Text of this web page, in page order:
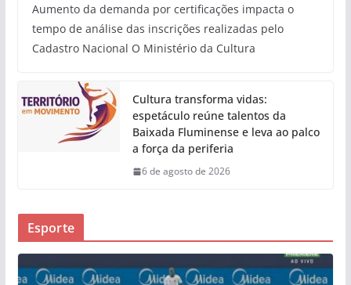
Aumento da demanda por certificações impacta o
tempo de análise das inscrições realizadas pelo
Cadastro Nacional O Ministério da Cultura
Cultura transforma vidas:
espetáculo reúne talentos da
Baixada Fluminense e leva ao palco
a força da periferia
6 de agosto de 2026
Esporte